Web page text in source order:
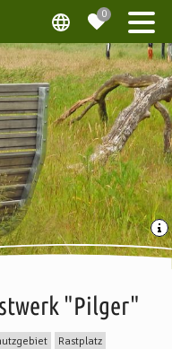
"Pilger"
Rastplatz